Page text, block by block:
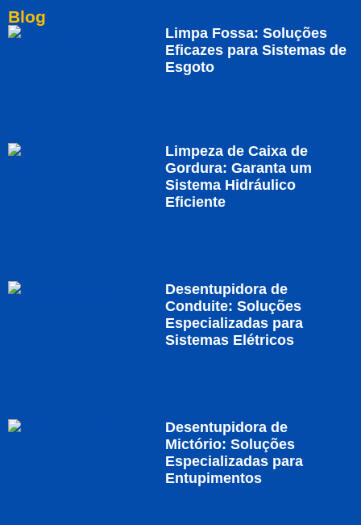
Blog
Limpa Fossa: Soluções
Eficazes para Sistemas de
Esgoto
Limpeza de Caixa de
Gordura: Garanta um
Sistema Hidráulico
Eficiente
Desentupidora de
Conduite: Soluções
Especializadas para
Sistemas Elétricos
Desentupidora de
Mictório: Soluções
Especializadas para
Entupimentos